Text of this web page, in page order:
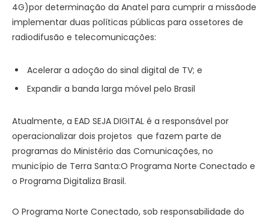
4G)por determinação da Anatel para cumprir a missãode
implementar duas políticas públicas para ossetores de
radiodifusão e telecomunicações:
Acelerar a adoção do sinal digital de TV; e
Expandir a banda larga móvel pelo Brasil
Atualmente, a EAD SEJA DIGITAL é a responsável por
operacionalizar dois projetos que fazem parte de
programas do Ministério das Comunicações, no
município de Terra Santa:O Programa Norte Conectado e
o Programa Digitaliza Brasil.
O Programa Norte Conectado, sob responsabilidade do